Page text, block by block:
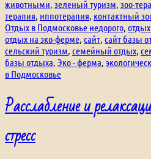
животными зеленый туризм зоо-
терапия иппотерапия контактный
Отдых в Подмосковье недорого
отдых на эко-ферме сайт сайт базы
сельский туризм семейный отдых
базы отдыха Эко - ферма
в Подмосковье
Расслабление и
стресс